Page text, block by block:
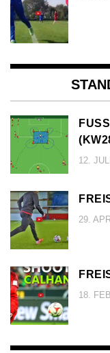
12.
29.
18.